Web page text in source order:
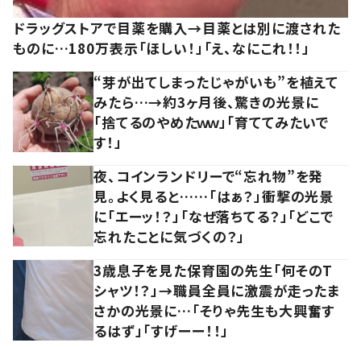
ドラッグストアで目薬を購入→目薬とは別に渡された
ものに…180万表示「ほしい！」「え、なにこれ！！」
“芽が出てしまったじゃがいも”を植えて
みたら…→約3ヶ月後、驚きの光景に
「捨てるのやめたｗｗ」「育ててみたいで
す！」
夜、コインランドリーで“忘れ物”を発
見。よく見ると……「はぁ？」衝撃の光景
に「エーッ！？」「なぜ落ちてる？」「どこで
忘れたことに気づくの？」
3歳息子を見た保育園の先生「何そのT
シャツ！？」→職員全員に激震が走ったま
さかの光景に…「そりゃ先生も大興奮す
るはず」「すげーー！！」